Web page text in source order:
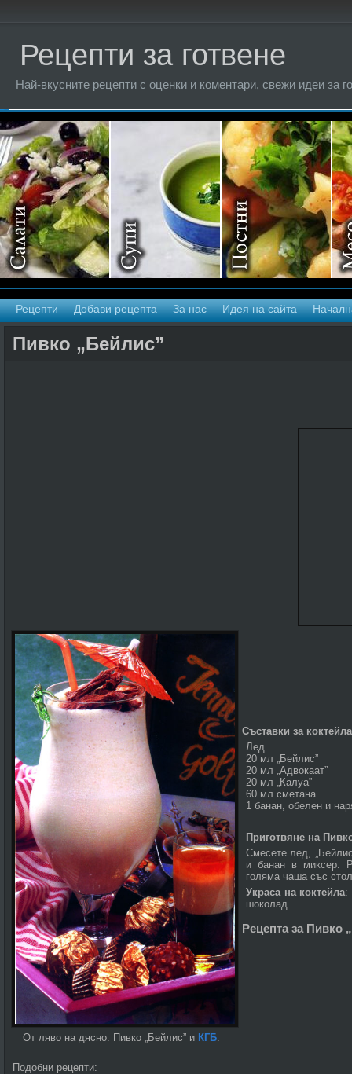
Рецепти за готвене
Най-вкусните рецепти с оценки и коментари, свежи идеи за
Рецепти Добави рецепта За нас Идея на сайта
Пивко „Бейлис”
От ляво на дясно: Пивко „Бейлис” и КГБ.
Съставки за
Лед
20 мл „Бейлис”
20 мл „Адвокаат”
20 мл „Калуа”
60 мл сметана
1 банан, обелен и
Приготвяне на
Смесете лед,
и банан в миксер.
голяма чаша със
Украса на коктейла:
шоколад.
Рецепта за Пивко
Подобни рецепти: